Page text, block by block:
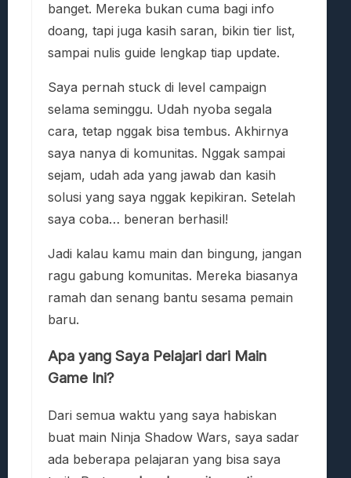
banget. Mereka bukan cuma bagi info
doang, tapi juga kasih saran, bikin tier list,
sampai nulis guide lengkap tiap update.
Saya pernah stuck di level campaign
selama seminggu. Udah nyoba segala
cara, tetap nggak bisa tembus. Akhirnya
saya nanya di komunitas. Nggak sampai
sejam, udah ada yang jawab dan kasih
solusi yang saya nggak kepikiran. Setelah
saya coba… beneran berhasil!
Jadi kalau kamu main dan bingung, jangan
ragu gabung komunitas. Mereka biasanya
ramah dan senang bantu sesama pemain
baru.
Apa yang Saya Pelajari dari Main
Game Ini?
Dari semua waktu yang saya habiskan
buat main Ninja Shadow Wars, saya sadar
ada beberapa pelajaran yang bisa saya